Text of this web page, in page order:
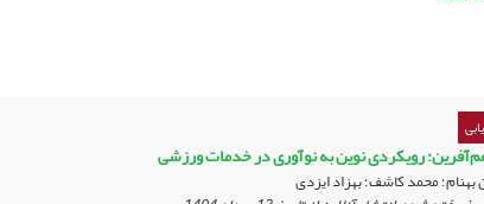
رویکردی نوین به نوآوری در خدمات ورزشی
محمد کاشف؛ بهزاد ایزدی